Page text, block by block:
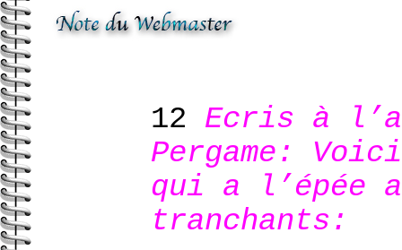
12 Ecris à
Pergame:
qui a l’épée
tranchants: